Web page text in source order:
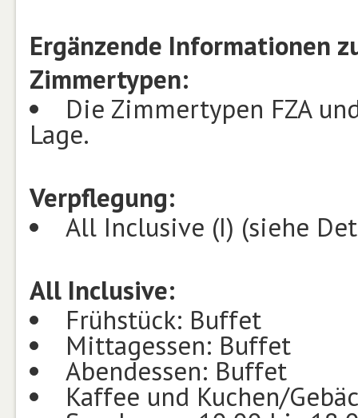
Ergänzende Informationen
Zimmertypen:
Die Zimmertypen FZA
Lage.
Verpflegung:
All Inclusive (I) (siehe
All Inclusive:
Frühstück: Buffet
Mittagessen: Buffet
Abendessen: Buffet
Kaffee und Kuchen/